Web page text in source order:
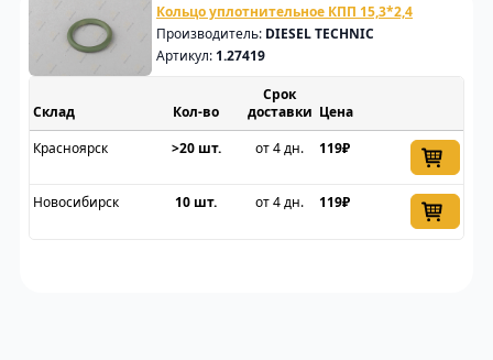
Кольцо уплотнительное КПП 15,3*2,4
Производитель: DIESEL TECHNIC
Артикул: 1.27419
Склад
Срок
доставки Цена
Красноярск
>20 шт. от 4 дн. 119₽
Новосибирск 10 шт. от 4 дн. 119₽